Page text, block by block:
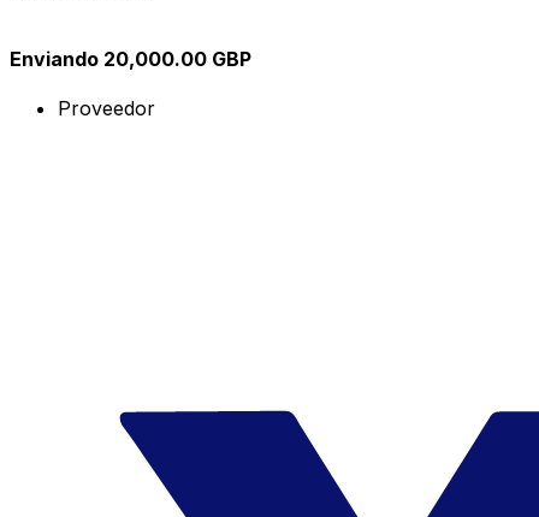
Enviando 20,000.00 GBP
Proveedor